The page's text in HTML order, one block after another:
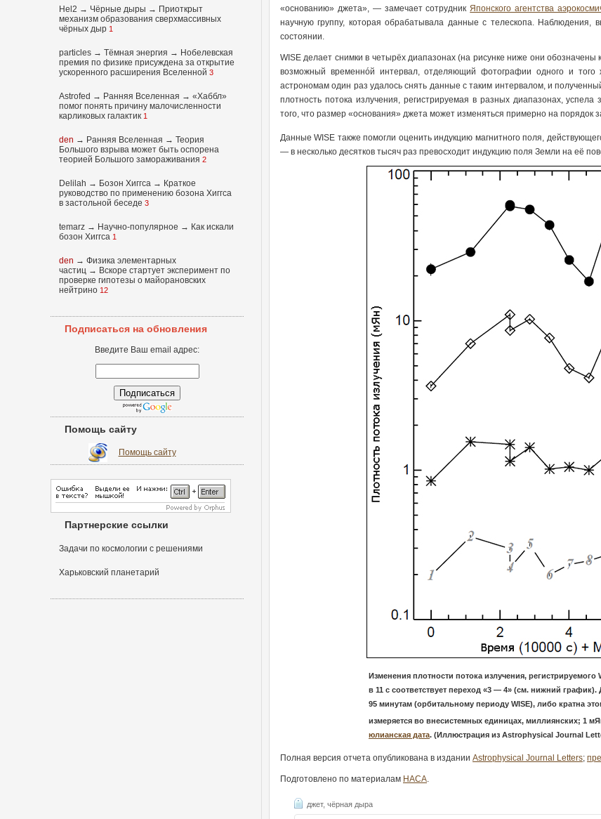
«основанию» джета», — замечает сотрудникЯпонского агентства
научную группу, которая обрабатывала данные с телескопа.
состоянии.
WISE делает снимки в четырёх диапазонах (на рисунке ниже они
возможный временнóй интервал, отделяющий фотографии одного и
астрономам один раз удалось снять данные с таким интервалом, и
плотность потока излучения, регистрируемая в разных диапазонах, успела
того, что размер «основания» джета может изменяться примерно на порядок
Данные WISE также помогли оценить индукцию магнитного поля,
— в несколько десятков тысяч раз превосходит индукцию поля Земли на её
Изменения плотности потока излучения,
в 11 с соответствует переход «3 — 4» (см. нижний
95 минутам (орбитальному периоду WISE), либо кратна
измеряется во внесистемных единицах, миллиянских; 1
юлианская дата. (Иллюстрация из Astrophysical Journal
Полная версия отчета опубликована в издании Astrophysical Journal Letters;
Подготовлено по материалам НАСА.
джет, чёрная дыра
Hel2 → Чёрные дыры → Приоткрыт
механизм образования сверхмассивных
чёрных дыр 1
particles → Тёмная энергия → Нобелевская
премия по физике присуждена за открытие
ускоренного расширения Вселенной 3
Astrofed → Ранняя Вселенная → «Хаббл»
помог понять причину малочисленности
карликовых галактик 1
den → Ранняя Вселенная → Теория
Большого взрыва может быть оспорена
теорией Большого замораживания 2
Delilah → Бозон Хиггса → Краткое
руководство по применению бозона Хиггса
в застольной беседе 3
temarz → Научно-популярное → Как искали
бозон Хиггса 1
den → Физика элементарных
частиц → Вскоре стартует эксперимент по
проверке гипотезы о майорановских
нейтрино 12
Подписаться на обновления
Введите Ваш email адрес:
Помощь сайту
Помощь сайту
Партнерские ссылки
Задачи по космологии с решениями
Харьковский планетарий